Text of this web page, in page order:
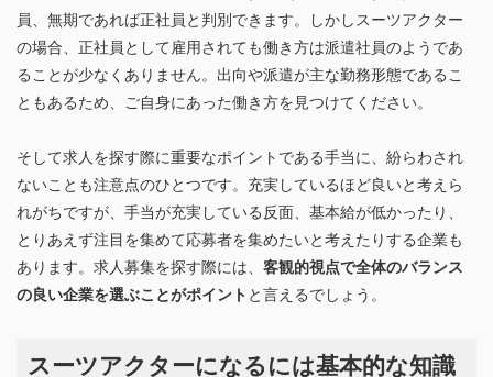
員、無期であれば正社員と判別できます。しかしスーツアクター
の場合、正社員として雇用されても働き方は派遣社員のようであ
ることが少なくありません。出向や派遣が主な勤務形態であるこ
ともあるため、ご自身にあった働き方を見つけてください。
そして求人を探す際に重要なポイントである手当に、紛らわされ
ないことも注意点のひとつです。充実しているほど良いと考えら
れがちですが、手当が充実している反面、基本給が低かったり、
とりあえず注目を集めて応募者を集めたいと考えたりする企業も
あります。求人募集を探す際には、 客観的視点で全体のバランス
の良い企業を選ぶことがポイント と言えるでしょう。
スーツアクターになるには基本的な知識